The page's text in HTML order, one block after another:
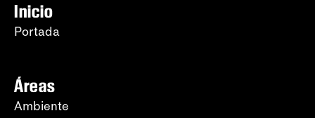
Inicio
Portada
Áreas
Ambiente